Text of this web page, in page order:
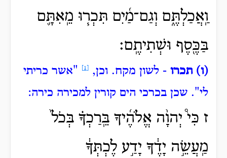
וַֽאֲכַלְתֶּ֑ם וְגַם־מַ֜יִם תִּכְר֧וּ מֵֽאִתָּ֛ם
בַּכֶּ֖סֶף וּשְׁתִיתֶֽם׃
(ו) תכרו - לשון מקח. וכן,
"אשר כריתי
לי". שכן בכרכי הים קורין למכירה כירה:
ז כִּי֩ יְהוָ֨ה אֱלֹהֶ֜יךָ בֵּֽרַכְךָ֗ בְּכֹל֙
מַֽעֲשֵׂ֣ה יָדֶ֔ךָ יָדַ֣ע לֶכְתְּךָ֔